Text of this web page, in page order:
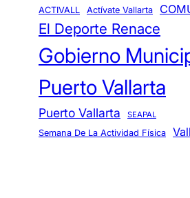
ACTIVALL Actívate Vallarta
El Deporte Renace
Gobierno
Puerto Vallarta
Puerto Vallarta SEAPAL
Semana De La Actividad Física